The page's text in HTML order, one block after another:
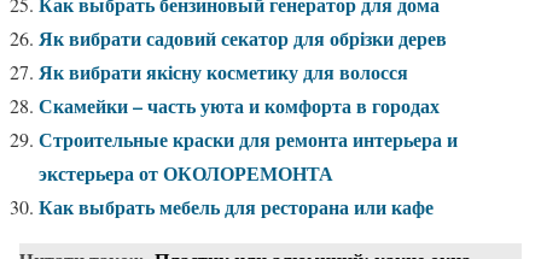
Як вибрати садовий секатор для обрізки дерев
Як вибрати якісну косметику для волосся
Скамейки – часть уюта и комфорта в городах
Строительные краски для ремонта интерьера и
экстерьера от ОКОЛОРЕМОНТА
Как выбрать мебель для ресторана или кафе